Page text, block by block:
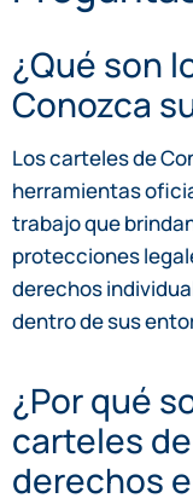
¿Qué son
Conozca
Los carteles de
herramientas
trabajo que
protecciones
derechos
dentro de sus
¿Por qué
carteles
derechos